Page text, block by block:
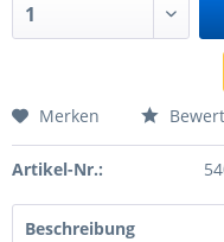
Merken
Artikel-Nr.:
Beschreibung